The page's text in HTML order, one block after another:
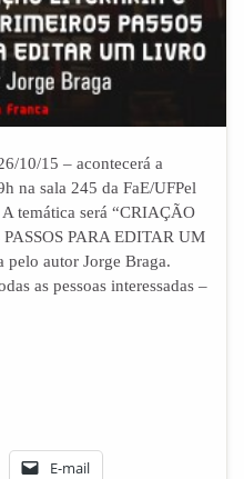
10/15 – acontecerá a
na sala 245 da FaE/UFPel
temática será “CRIAÇÃO
PARA EDITAR UM
autor Jorge Braga.
as pessoas interessadas –
E-mail